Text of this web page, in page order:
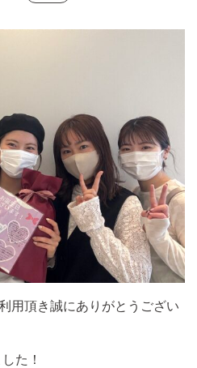
用頂き誠にありがとうござい
た！